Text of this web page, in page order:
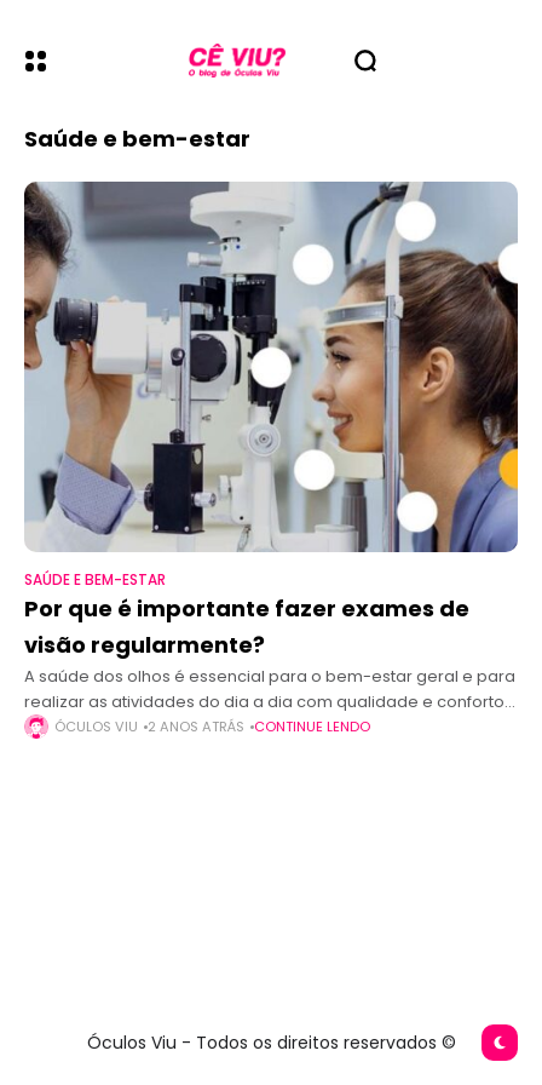
Saúde e bem-estar
SAÚDE E BEM-ESTAR
Por que é importante fazer exames de
visão regularmente?
A saúde dos olhos é essencial para o bem-estar geral e para
realizar as atividades do dia a dia com qualidade e conforto.
No entanto, muitas pessoas negligenciam a importância
ÓCULOS VIU 2 ANOS ATRÁS CONTINUE LENDO
Óculos Viu - Todos os direitos reservados ©